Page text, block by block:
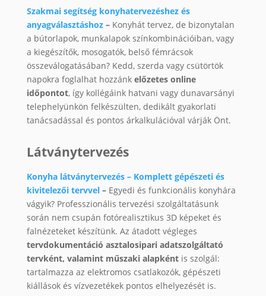
Szakmai segítség konyhatervezéshez és
anyagválasztáshoz– Konyhát tervez, de bizonytalan
a bútorlapok, munkalapok színkombinációiban, vagy
a kiegészítők, mosogatók, belső fémrácsok
összeválogatásában? Kedd, szerda vagy csütörtök
napokra foglalhat hozzánk előzetes online
időpontot, így kollégáink hatvani vagy dunavarsányi
telephelyünkön felkészülten, dedikált gyakorlati
tanácsadással és pontos árkalkulációval várják Önt.
Látványtervezés
Konyha látványtervezés – Komplett gépészeti és
kivitelezői tervvel– Egyedi és funkcionális konyhára
vágyik? Professzionális tervezési szolgáltatásunk
során nem csupán fotórealisztikus 3D képeket és
falnézeteket készítünk. Az átadott végleges
tervdokumentáció asztalosipari adatszolgáltató
tervként, valamint műszaki alapként is szolgál:
tartalmazza az elektromos csatlakozók, gépészeti
kiállások és vízvezetékek pontos elhelyezését is.